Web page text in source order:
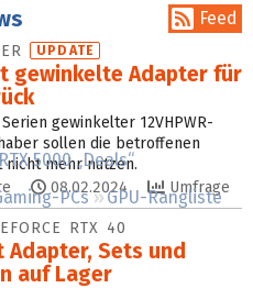
5000 „Deals“
PCs
GPU-Rangliste
Feed
UPDATE
gewinkelte Adapter für
gewinkelter 12VHPWR-
sollen die betroffenen
mehr nutzen.
08.02.2024 Umfrage
RTX 40
Adapter, Sets und
auf Lager